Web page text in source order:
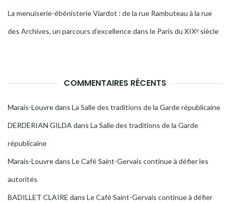
La menuiserie-ébénisterie Viardot : de la rue Rambuteau à la rue
des Archives, un parcours d’excellence dans le Paris du XIXᵉ siècle
COMMENTAIRES RÉCENTS
Marais-Louvredans La Salle des traditions de la Garde républicaine
DERDERIAN GILDA dans La Salle des traditions de la Garde
républicaine
Marais-Louvredans Le Café Saint-Gervais continue à défier les
autorités
BADILLET CLAIRE dans Le Café Saint-Gervais continue à défier